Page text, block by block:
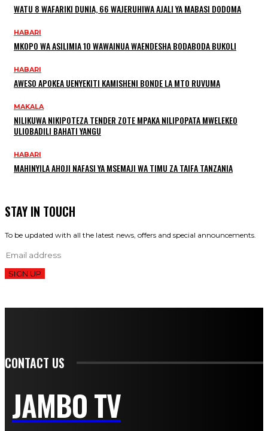
WATU 8 WAFARIKI DUNIA, 66 WAJERUHIWA AJALI YA MABASI DODOMA
HABARI
MKOPO WA ASILIMIA 10 WAWAINUA WAENDESHA BODABODA BUKOLI
HABARI
AWESO APOKEA UENYEKITI KAMISHENI BONDE LA MTO RUVUMA
MAKALA
NILIKUWA NIKIPOTEZA TENDER ZOTE MPAKA NILIPOPATA MWELEKEO
ULIOBADILI BAHATI YANGU
HABARI
MAHINYILA AHOJI NAFASI YA MSEMAJI WA TIMU ZA TAIFA TANZANIA
STAY IN TOUCH
To be updated with all the latest news, offers and special announcements.
SIGN UP
CONTACT US
JAMBO TV